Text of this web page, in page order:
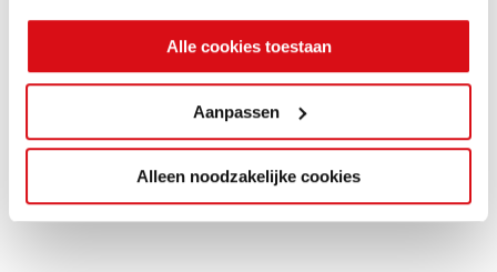
Alle cookies toestaan
Aanpassen
Alleen noodzakelijke cookies